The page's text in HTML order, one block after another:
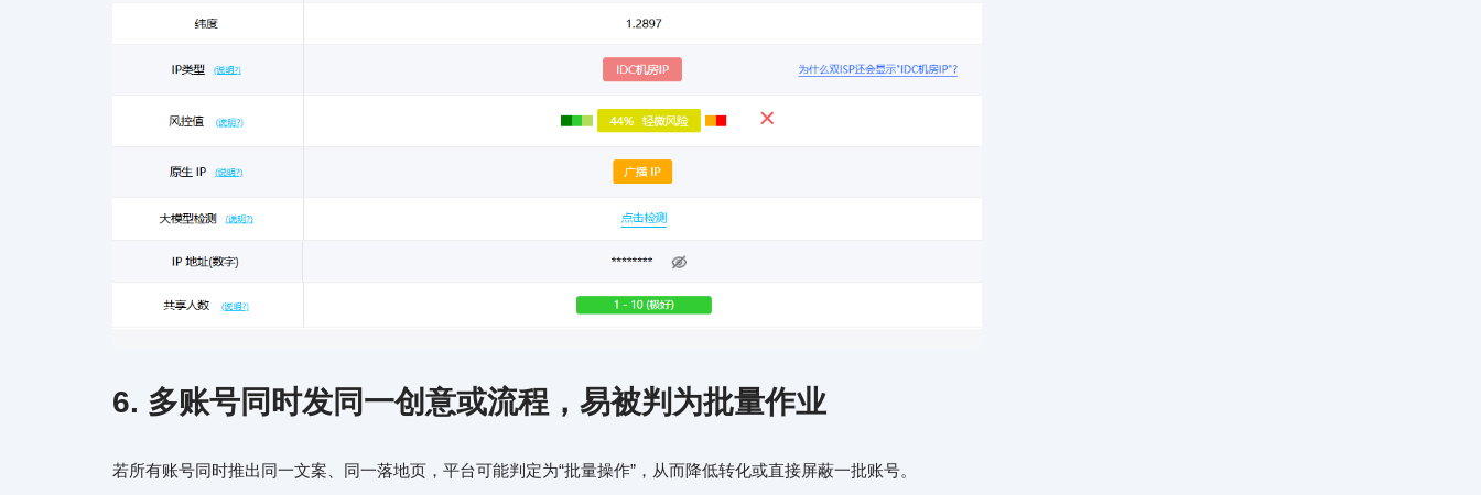
6. 多账号同时发同一创意或流程，易被判为批量作业
若所有账号同时推出同一文案、同一落地页，平台可能判定为“批量操作”，从而降低转化或直接屏蔽一批账号。